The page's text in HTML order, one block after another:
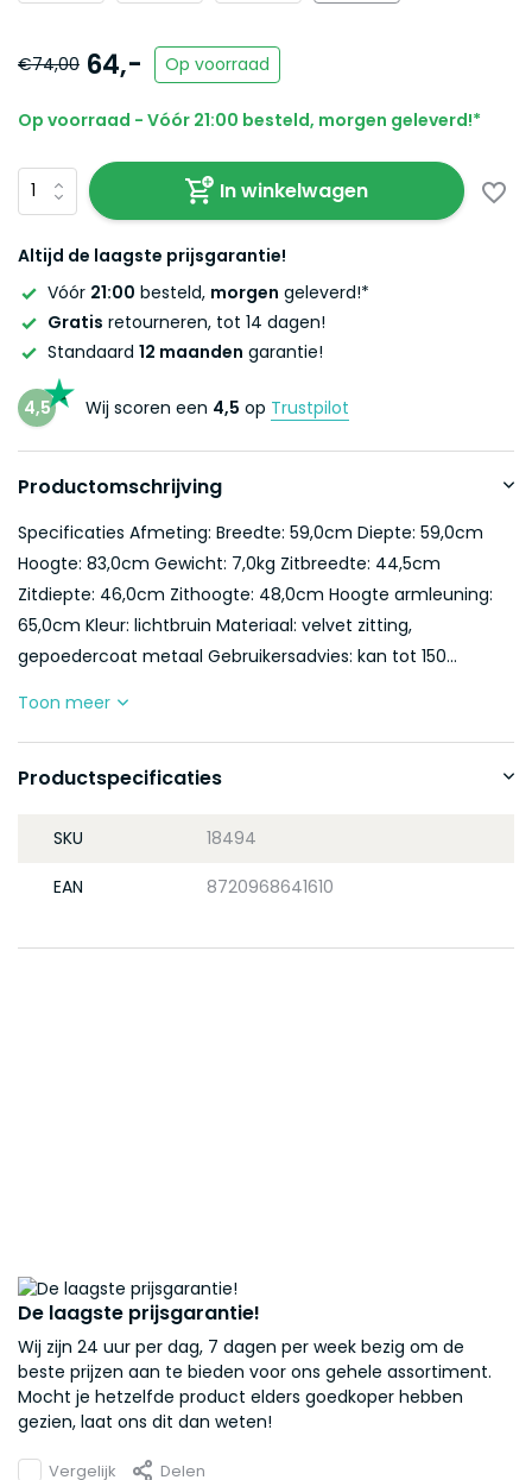
€74,00 64,- Op voorraad
Op voorraad - Vóór 21:00 besteld, morgen geleverd!*
In winkelwagen
Altijd de laagste prijsgarantie!
Vóór 21:00 besteld, morgen geleverd!*
Gratis retourneren, tot 14 dagen!
Standaard 12 maanden garantie!
4,5 Wij scoren een 4,5 op Trustpilot
Productomschrijving
Specificaties Afmeting: Breedte: 59,0cm Diepte: 59,0cm
Hoogte: 83,0cm Gewicht: 7,0kg Zitbreedte: 44,5cm
Zitdiepte: 46,0cm Zithoogte: 48,0cm Hoogte armleuning:
65,0cm Kleur: lichtbruin Materiaal: velvet zitting,
gepoedercoat metaal Gebruikersadvies: kan tot 150...
Toon meer
Productspecificaties
SKU 18494
EAN 8720968641610
De laagste prijsgarantie!
Wij zijn 24 uur per dag, 7 dagen per week bezig om de
beste prijzen aan te bieden voor ons gehele assortiment.
Mocht je hetzelfde product elders goedkoper hebben
gezien, laat ons dit dan weten!
Vergelijk Delen